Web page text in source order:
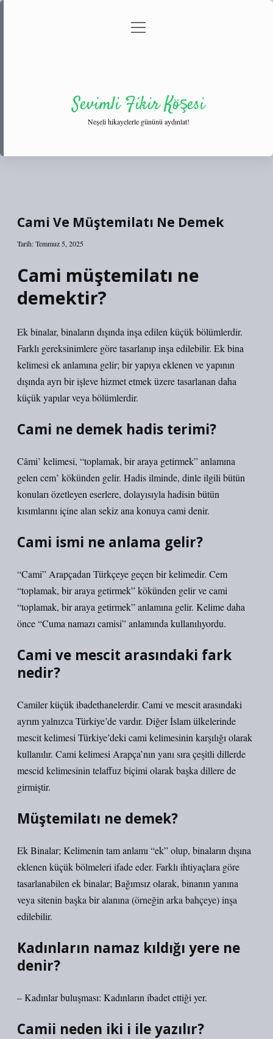
Gizlilik Politikası
menüyü
Sevimli Fikir Köşesi
Neşeli hikayelerle gününü aydınlat!
Cami Ve Müştemilatı Ne Demek
Tarih: Temmuz 5, 2025
Cami müştemilatı ne
demektir?
Ek binalar, binaların dışında inşa edilen küçük bölümlerdir.
Farklı gereksinimlere göre tasarlanıp inşa edilebilir. Ek bina
kelimesi ek anlamına gelir; bir yapıya eklenen ve yapının
dışında ayrı bir işleve hizmet etmek üzere tasarlanan daha
küçük yapılar veya bölümlerdir.
Cami ne demek hadis terimi?
Câmi’ kelimesi, “toplamak, bir araya getirmek” anlamına
gelen cem’ kökünden gelir. Hadis ilminde, dinle ilgili bütün
konuları özetleyen eserlere, dolayısıyla hadisin bütün
kısımlarını içine alan sekiz ana konuya cami denir.
Cami ismi ne anlama gelir?
“Cami” Arapçadan Türkçeye geçen bir kelimedir. Cem
“toplamak, bir araya getirmek” kökünden gelir ve cami
“toplamak, bir araya getirmek” anlamına gelir. Kelime daha
önce “Cuma namazı camisi” anlamında kullanılıyordu.
Cami ve mescit arasındaki fark
nedir?
Camiler küçük ibadethanelerdir. Cami ve mescit arasındaki
ayrım yalnızca Türkiye’de vardır. Diğer İslam ülkelerinde
mescit kelimesi Türkiye’deki cami kelimesinin karşılığı olarak
kullanılır. Cami kelimesi Arapça’nın yanı sıra çeşitli dillerde
mescid kelimesinin telaffuz biçimi olarak başka dillere de
girmiştir.
Müştemilatı ne demek?
Ek Binalar; Kelimenin tam anlamı “ek” olup, binaların dışına
eklenen küçük bölmeleri ifade eder. Farklı ihtiyaçlara göre
tasarlanabilen ek binalar; Bağımsız olarak, binanın yanına
veya sitenin başka bir alanına (örneğin arka bahçeye) inşa
edilebilir.
Kadınların namaz kıldığı yere ne
denir?
– Kadınlar buluşması: Kadınların ibadet ettiği yer.
Camii neden iki i ile yazılır?